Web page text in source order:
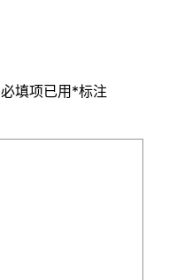
必填项已用 *标注